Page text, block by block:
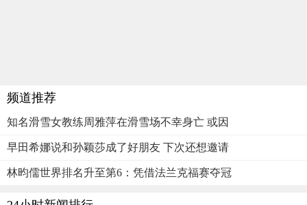
频道推荐
知名滑雪女教练周雅萍在滑雪场不幸身亡 或因
早田希娜说和孙颖莎成了好朋友 下次还想邀请
林昀儒世界排名升至第6：凭借法兰克福赛夺冠